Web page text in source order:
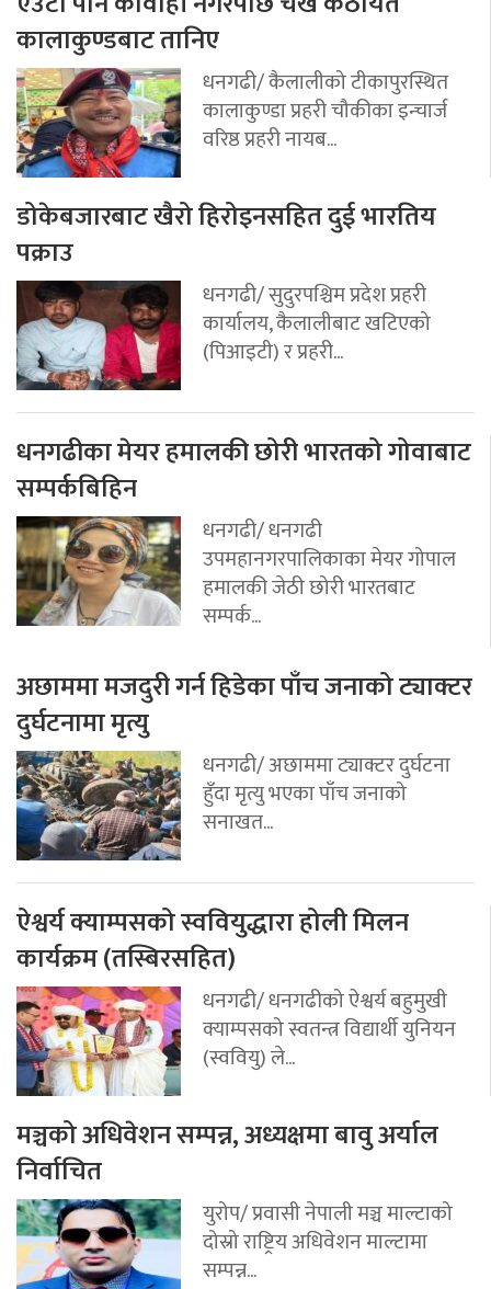
कालाकुण्डबाट तानिए
धनगढी/ कैलालीको टीकापुरस्थित
कालाकुण्डा प्रहरी चौकीका इन्चार्ज
वरिष्ठ प्रहरी नायब...
डोकेबजारबाट खैरो हिरोइनसहित दुई भारतिय
पक्राउ
धनगढी/ सुदुरपश्चिम प्रदेश प्रहरी
कार्यालय, कैलालीबाट खटिएको
(पिआइटी) र प्रहरी...
धनगढीका मेयर हमालकी छोरी भारतको गोवाबाट
सम्पर्कबिहिन
धनगढी/ धनगढी
उपमहानगरपालिकाका मेयर गोपाल
हमालकी जेठी छोरी भारतबाट
सम्पर्क...
अछाममा मजदुरी गर्न हिडेका पाँच जनाको ट्याक्टर
दुर्घटनामा मृत्यु
धनगढी/ अछाममा ट्याक्टर दुर्घटना
हुँदा मृत्यु भएका पाँच जनाको
सनाखत...
ऐश्वर्य क्याम्पसको स्ववियुद्धारा होली मिलन
कार्यक्रम (तस्बिरसहित)
धनगढी/ धनगढीको ऐश्वर्य बहुमुखी
क्याम्पसको स्वतन्त्र विद्यार्थी युनियन
(स्ववियु) ले...
मञ्चको अधिवेशन सम्पन्न, अध्यक्षमा बावु अर्याल
निर्वाचित
युरोप/ प्रवासी नेपाली मञ्च माल्टाको
दोस्रो राष्ट्रिय अधिवेशन माल्टामा
सम्पन्न...